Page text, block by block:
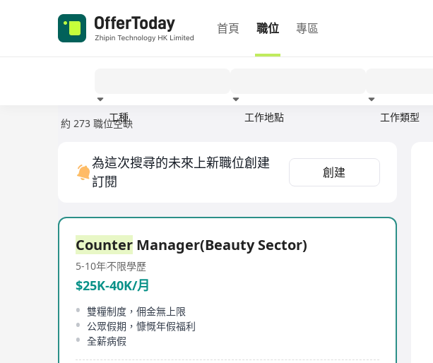
首頁 職位 專區
工種 工作地點 工作類型
約 273 職位空缺
為這次搜尋的未來上新職位創建
訂閱
創建
Counter Manager(Beauty Sector)
5-10年不限學歷
$25K-40K/月
雙糧制度，佣金無上限
公眾假期，慷慨年假福利
全薪病假